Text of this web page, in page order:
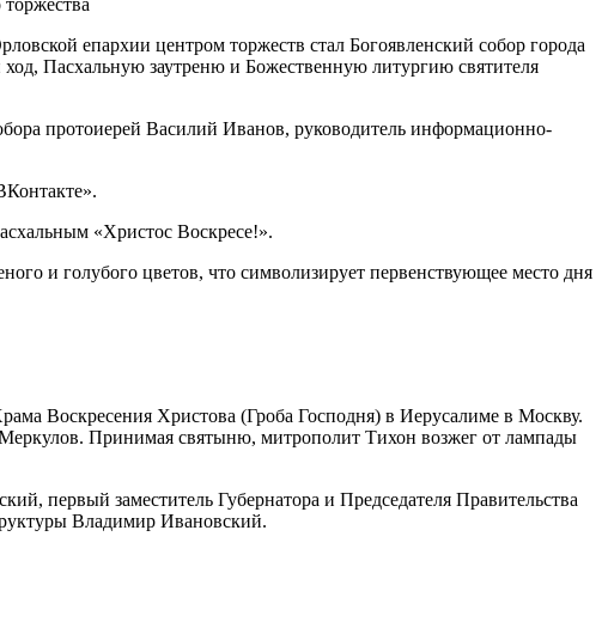
епархии центром торжеств стал Богоявленский собор города
Пасхальную заутреню и Божественную литургию святителя
протоиерей Василий Иванов, руководитель информационно-
«Христос Воскресе!».
и голубого цветов, что символизирует первенствующее место дня
Воскресения Христова (Гроба Господня) в Иерусалиме в Москву.
Принимая святыню, митрополит Тихон возжег от лампады
первый заместитель Губернатора и Председателя Правительства
Владимир Ивановский.